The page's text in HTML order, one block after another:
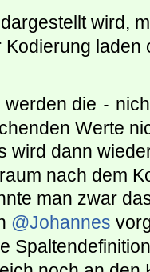
wird,
Kodierung
die -
Werte
wird dann
nach dem
man zwar
@Johannes